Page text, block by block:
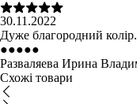
30.11.2022
Дуже благородний
●●●●●
Разваляева Ирина
Схожі товари